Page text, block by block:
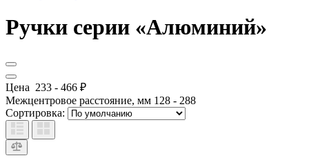
Ручки серии «Алюминий»
Цена 233 - 466 ₽
Межцентровое расстояние, мм 128 - 288
Сортировка: